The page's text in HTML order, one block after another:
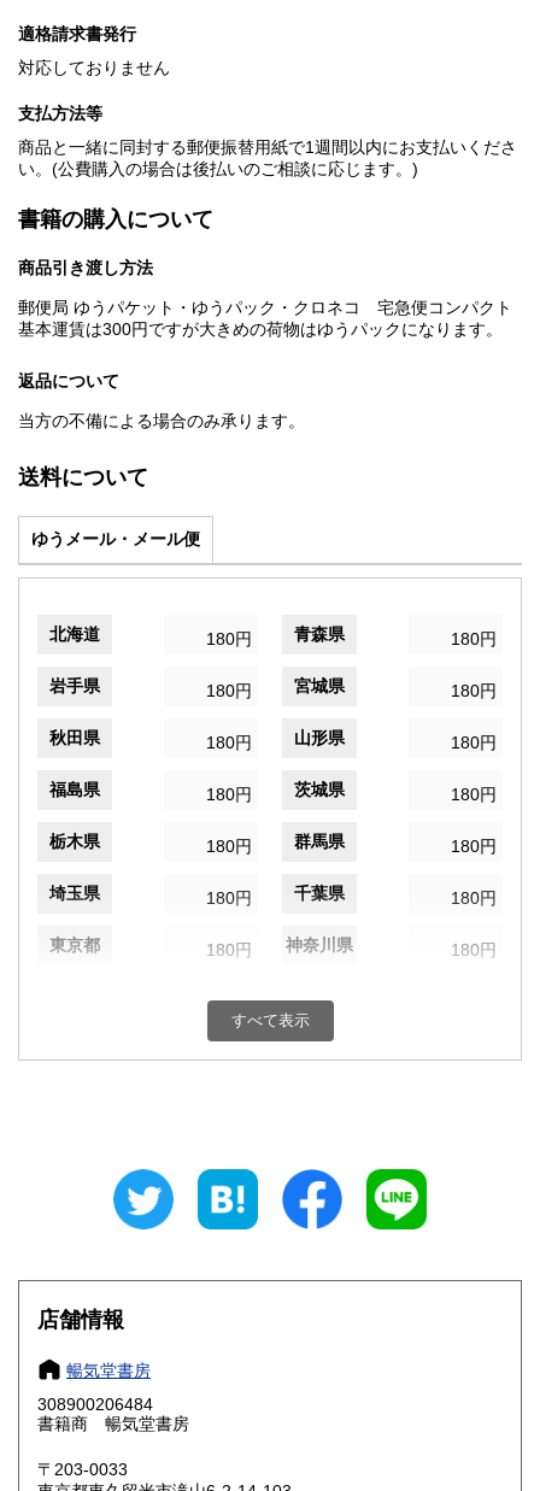
適格請求書発行
対応しておりません
支払方法等
商品と一緒に同封する郵便振替用紙で1週間以内にお支払いくださ
い。(公費購入の場合は後払いのご相談に応じます。)
書籍の購入について
商品引き渡し方法
郵便局 ゆうパケット・ゆうパック・クロネコ 宅急便コンパクト
基本運賃は300円ですが大きめの荷物はゆうパックになります。
返品について
当方の不備による場合のみ承ります。
送料について
ゆうメール・メール便
北海道 180円 青森県 180円
岩手県 180円 宮城県 180円
秋田県 180円 山形県 180円
福島県 180円 茨城県 180円
栃木県 180円 群馬県 180円
埼玉県 180円 千葉県 180円
東京都 180円 神奈川県 180円
180円 富山県
180円 三重県
大阪府
奈良県
鳥取県
岡山県
すべて表示
店舗情報
暢気堂書房
308900206484
書籍商 暢気堂書房
〒203-0033